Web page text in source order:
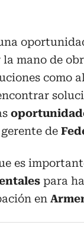
mano de
como
de
es
para
en